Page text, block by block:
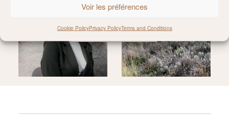
Voir les préférences
Cookie PolicyPrivacy PolicyTerms and Conditions
@MILIE_DEL